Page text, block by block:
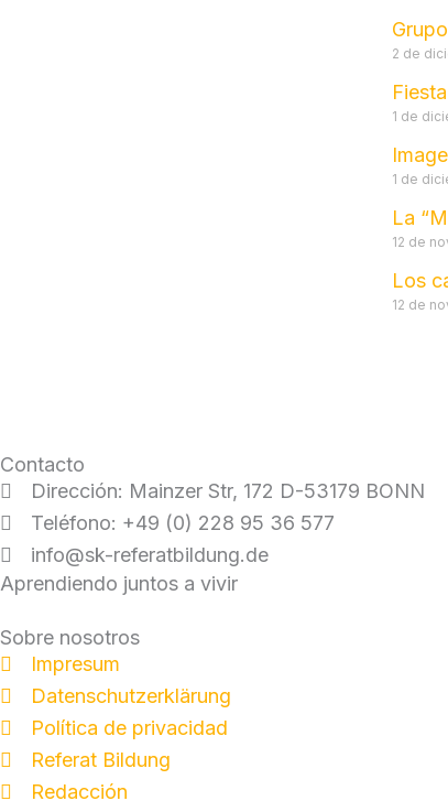
2 de
1 de
1 de
La
12 de
Los
12 de
Contacto
Dirección: Mainzer Str, 172 D-53179 BONN
Teléfono: +49 (0) 228 95 36 577
info@sk-referatbildung.de
Aprendiendo juntos a vivir
Sobre nosotros
Impresum
Datenschutzerklärung
Política de privacidad
Referat Bildung
Redacción